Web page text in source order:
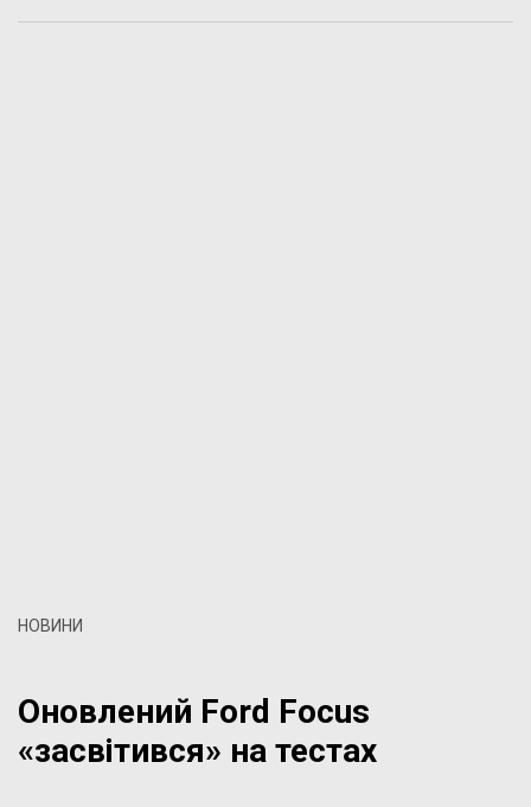
НОВИНИ
Оновлений Ford Focus
«засвітився» на тестах